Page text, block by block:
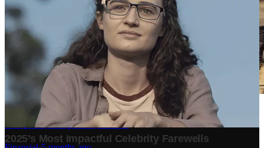
Stok BBM di Indonesia Hanya Tinggal 21 Hari, Apa
Dampaknya bagi Masyarakat?